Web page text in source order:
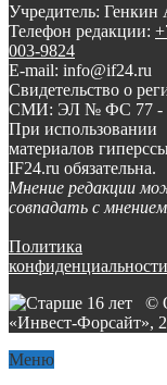
Учредитель: Генкин
Телефон редакции:
003-9824
E-mail: info@if24.ru
Свидетельство о
СМИ: ЭЛ № ФС 77 -
При использовании
материалов
IF24.ru обязательна.
Мнение редакции
совпадать с
Политика
конфиденциальности
©
«Инвест-Форсайт»,
Меню